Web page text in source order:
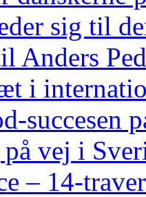
sig til
Anders
i
vej i
–